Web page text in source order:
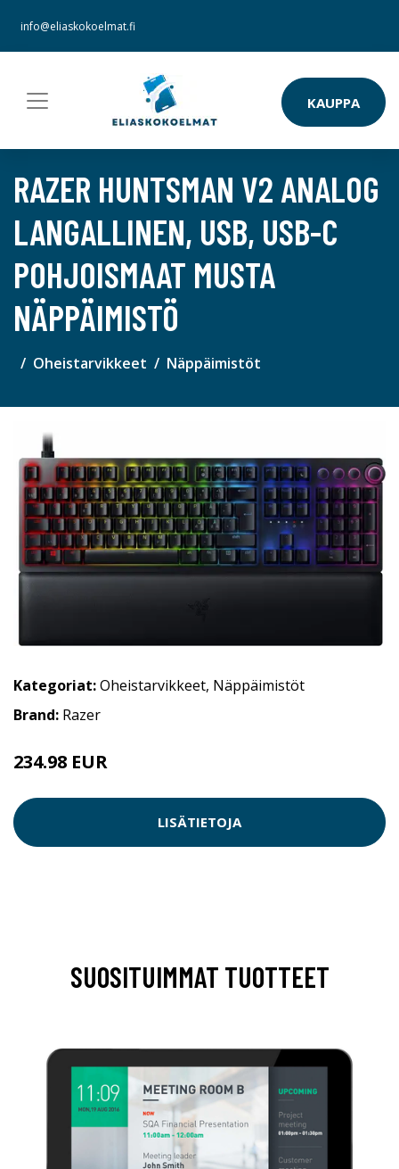
info@eliaskokoelmat.fi
KAUPPA
RAZER HUNTSMAN V2 ANALOG
LANGALLINEN, USB, USB-C
POHJOISMAAT MUSTA
NÄPPÄIMISTÖ
Oheistarvikkeet Näppäimistöt
Kategoriat:Oheistarvikkeet, Näppäimistöt
Brand: Razer
234.98 EUR
LISÄTIETOJA
SUOSITUIMMAT TUOTTEET